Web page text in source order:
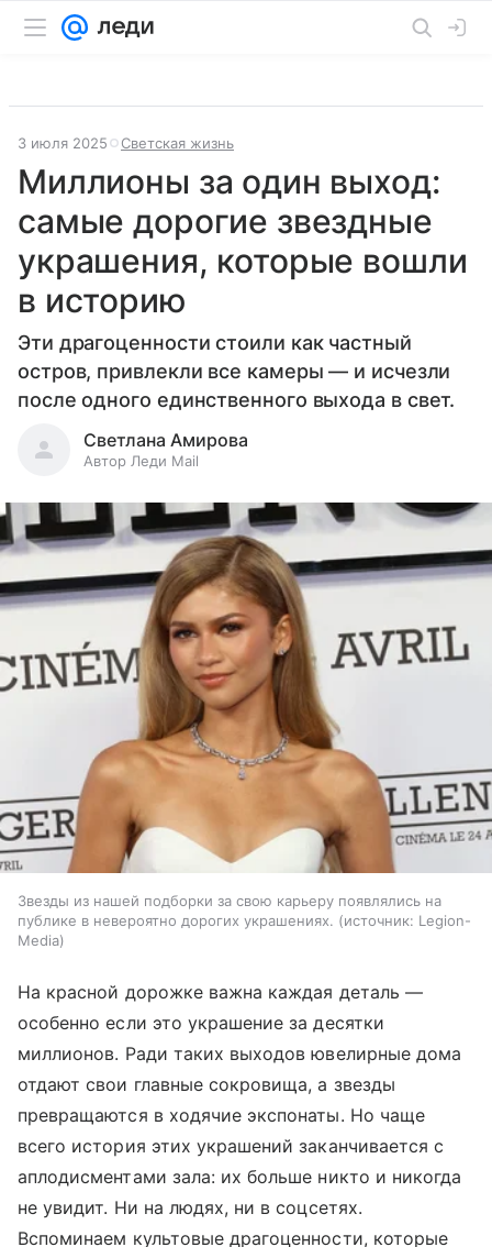
3 июля 2025 Светская жизнь
Миллионы за один выход:
самые дорогие звездные
украшения, которые вошли
в историю
Эти драгоценности стоили как частный
остров, привлекли все камеры — и исчезли
после одного единственного выхода в свет.
Светлана Амирова
Автор Леди Mail
Звезды из нашей подборки за свою карьеру появлялись на
публике в невероятно дорогих украшениях.
источник: Legion-
Media
На красной дорожке важна каждая деталь —
особенно если это украшение за десятки
миллионов. Ради таких выходов ювелирные дома
отдают свои главные сокровища, а звезды
превращаются в ходячие экспонаты. Но чаще
всего история этих украшений заканчивается с
аплодисментами зала: их больше никто и никогда
не увидит. Ни на людях, ни в соцсетях.
Вспоминаем культовые драгоценности, которые